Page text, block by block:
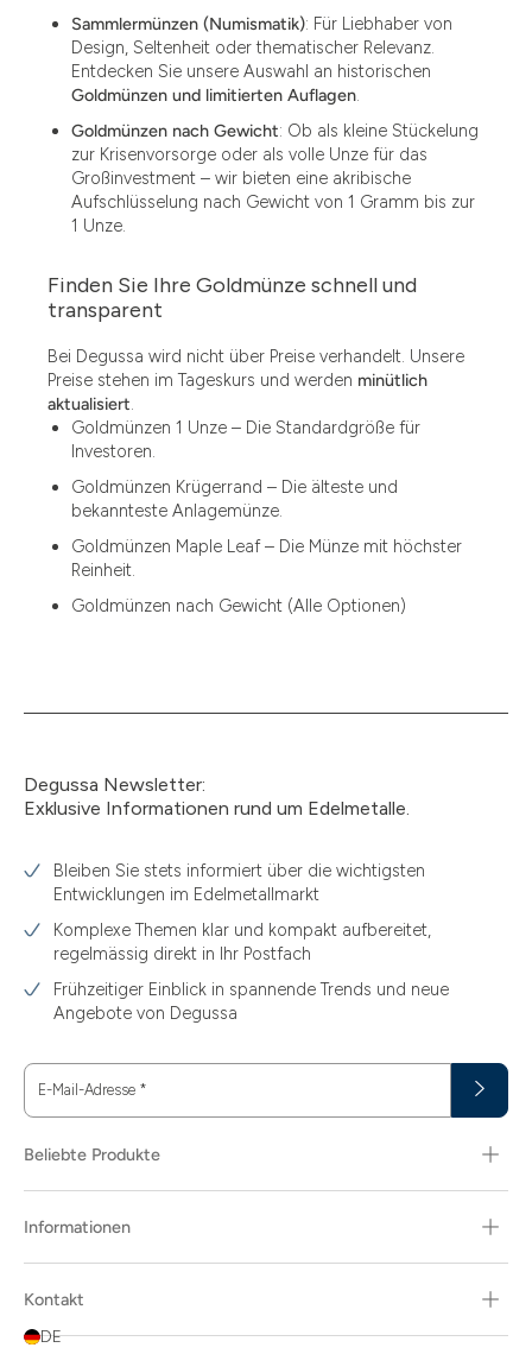
1.49
1.87
12.15
13.77
15.55
15.60
3.05
3.11
3.12
3.44
3.58
3.66
30
Sammlermünzen (Numismatik): Für Liebhaber von
Design, Seltenheit oder thematischer Relevanz.
Entdecken Sie unsere Auswahl an historischen
Goldmünzen und limitierten Auflagen.
Goldmünzen nach Gewicht: Ob als kleine Stückelung
zur Krisenvorsorge oder als volle Unze für das
Großinvestment – wir bieten eine akribische
Aufschlüsselung nach Gewicht von 1 Gramm bis zur
1 Unze.
Finden Sie Ihre Goldmünze schnell und
transparent
Bei Degussa wird nicht über Preise verhandelt. Unsere
Preise stehen im Tageskurs und werden minütlich
aktualisiert.
Goldmünzen 1 Unze – Die Standardgröße für
Investoren.
Goldmünzen Krügerrand – Die älteste und
bekannteste Anlagemünze.
Goldmünzen Maple Leaf – Die Münze mit höchster
Reinheit.
Goldmünzen nach Gewicht (Alle Optionen)
Degussa Newsletter:
Exklusive Informationen rund um Edelmetalle.
Bleiben Sie stets informiert über die wichtigsten
Entwicklungen im Edelmetallmarkt
Komplexe Themen klar und kompakt aufbereitet,
regelmässig direkt in Ihr Postfach
Frühzeitiger Einblick in spannende Trends und neue
Angebote von Degussa
E-Mail-Adresse *
Beliebte Produkte
Informationen
Kontakt
DE